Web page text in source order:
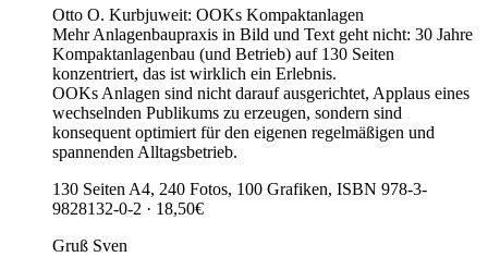
Otto O. Kurbjuweit: OOKs Kompaktanlagen
Mehr Anlagenbaupraxis in Bild und Text geht nicht: 30 Jahre
Kompaktanlagenbau (und Betrieb) auf 130 Seiten
konzentriert, das ist wirklich ein Erlebnis.
OOKs Anlagen sind nicht darauf ausgerichtet, ­Applaus eines
wechselnden Publikums zu erzeugen, sondern sind
konsequent optimiert für den eigenen regelmäßigen und
spannenden Alltagsbetrieb.
130 Seiten A4, 240 Fotos, 100 Grafiken, ISBN 978-3-
9828132-0-2 · 18,50€
Gruß Sven